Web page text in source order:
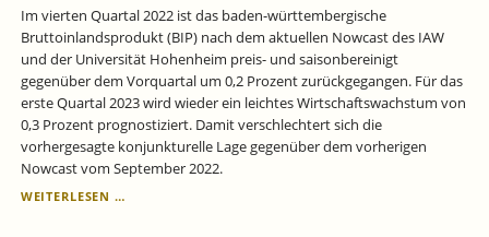
Im vierten Quartal 2022 ist das baden-württembergische
Bruttoinlandsprodukt (BIP) nach dem aktuellen Nowcast des IAW
und der Universität Hohenheim preis- und saisonbereinigt
gegenüber dem Vorquartal um 0,2 Prozent zurückgegangen. Für das
erste Quartal 2023 wird wieder ein leichtes Wirtschaftswachstum von
0,3 Prozent prognostiziert. Damit verschlechtert sich die
vorhergesagte konjunkturelle Lage gegenüber dem vorherigen
Nowcast vom September 2022.
WEITERLESEN …DAS